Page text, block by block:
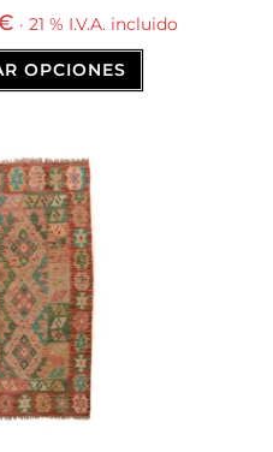
· 21 % I.V.A. incluido
OPCIONES